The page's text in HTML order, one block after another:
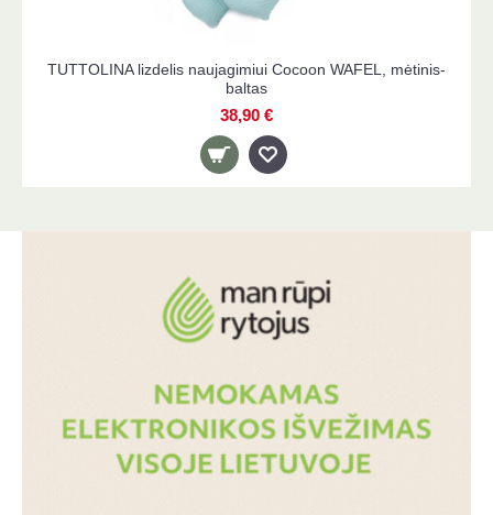
TUTTOLINA lizdelis naujagimiui Cocoon WAFEL, mėtinis-
baltas
38,90 €